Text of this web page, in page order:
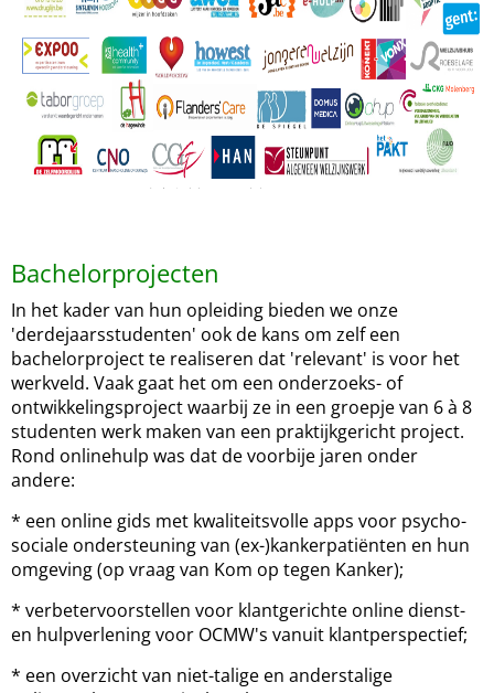
Bachelorprojecten
In het kader van hun opleiding bieden we onze
'derdejaarsstudenten' ook de kans om zelf een
bachelorproject te realiseren dat 'relevant' is voor het
werkveld. Vaak gaat het om een onderzoeks- of
ontwikkelingsproject waarbij ze in een groepje van 6 à 8
studenten werk maken van een praktijkgericht project.
Rond onlinehulp was dat de voorbije jaren onder
andere:
* een online gids met kwaliteitsvolle apps voor psycho-
sociale ondersteuning van (ex-)kankerpatiënten en hun
omgeving (op vraag van Kom op tegen Kanker);
* verbetervoorstellen voor klantgerichte online dienst-
en hulpverlening voor OCMW's vanuit klantperspectief;
* een overzicht van niet-talige en anderstalige